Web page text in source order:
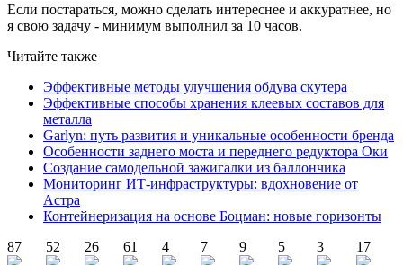
Если постараться, можно сделать интереснее и аккуратнее, но
я свою задачу - минимум выполнил за 10 часов.
Читайте также
Эффективные методы улучшения обдува скутера
Эффективные способы хранения клеевых составов для
металла
Garlyn: путь развития и уникальные особенности бренда
Особенности заднего моста и переднего редуктора Оки
Создание самодельной зажигалки из баллончика
Мониторинг ИТ-инфраструктуры: вдохновение от
Астра
Контейнеризация на основе Боцман: новые горизонты
87
52 26 61 4 7 9 5 3 17